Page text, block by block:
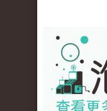
pao-pao-